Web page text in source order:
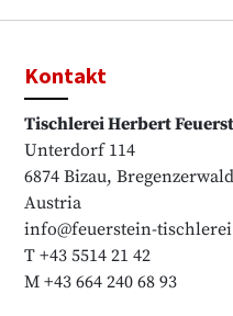
Kontakt
Tischlerei Herbert
Unterdorf 114
6874 Bizau, Bregenzerwald
Austria
info@feuerstein-
T +43 5514 21 42
M +43 664 240 68 93